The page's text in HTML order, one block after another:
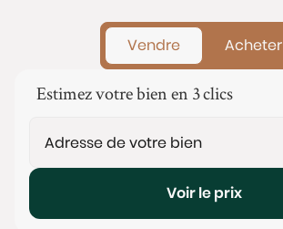
Vendre Acheter
Estimez votre bien en 3 clics
Voir le prix